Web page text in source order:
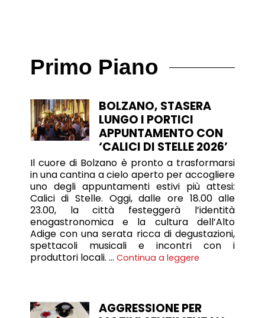
Primo Piano
BOLZANO, STASERA
LUNGO I PORTICI
APPUNTAMENTO CON
‘CALICI DI STELLE 2026’
Il cuore di Bolzano è pronto a trasformarsi
in una cantina a cielo aperto per accogliere
uno degli appuntamenti estivi più attesi:
Calici di Stelle. Oggi, dalle ore 18.00 alle
23.00, la città festeggerà l’identità
enogastronomica e la cultura dell’Alto
Adige con una serata ricca di degustazioni,
spettacoli musicali e incontri con i
produttori locali. … Continua a leggere
AGGRESSIONE PER